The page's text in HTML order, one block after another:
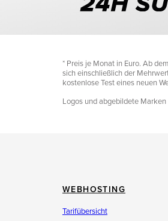
* Preis je Monat in Euro. Ab
sich einschließlich der
kostenlose Test eines neuen
Logos und abgebildete
WEBHOSTING
Tarifübersicht